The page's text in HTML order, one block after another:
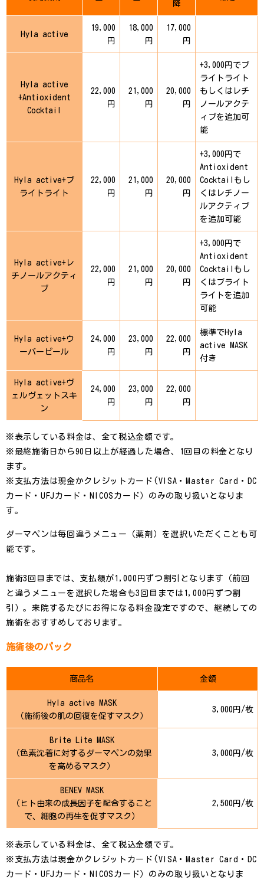
降
Hyla active
19,000
円
18,000
円
17,000
円
Hyla active
+Antioxident
Cocktail
22,000
円
21,000
円
20,000
円
+3,000円でブ
ライトライト
もしくはレチ
ノールアクテ
ィブを追加可
能
Hyla active+ブ
ライトライト
22,000
円
21,000
円
20,000
円
+3,000円で
Antioxident
Cocktailもし
くはレチノー
ルアクティブ
を追加可能
Hyla active+レ
チノールアクティ
ブ
22,000
円
21,000
円
20,000
円
+3,000円で
Antioxident
Cocktailもし
くはブライト
ライトを追加
可能
Hyla active+ウ
ーバーピール
24,000
円
23,000
円
22,000
円
標準でHyla
active MASK
付き
Hyla active+ヴ
ェルヴェットスキ
ン
24,000
円
23,000
円
22,000
円
※表示している料金は、全て税込金額です。
※最終施術日から90日以上が経過した場合、1回目の料金となり
ます。
※支払方法は現金かクレジットカード(VISA・Master Card・DC
カード・UFJカード・NICOSカード）のみの取り扱いとなりま
す。
ダーマペンは毎回違うメニュー（薬剤）を選択いただくことも可
能です。
施術3回目までは、支払額が1,000円ずつ割引となります（前回
と違うメニューを選択した場合も3回目までは1,000円ずつ割
引）。来院するたびにお得になる料金設定ですので、継続しての
施術をおすすめしております。
施術後のパック
商品名 金額
Hyla active MASK
（施術後の肌の回復を促すマスク）
3,000円/枚
Brite Lite MASK
（色素沈着に対するダーマペンの効果
を高めるマスク）
3,000円/枚
BENEV MASK
（ヒト由来の成長因子を配合すること
で、細胞の再生を促すマスク）
2,500円/枚
※表示している料金は、全て税込金額です。
※支払方法は現金かクレジットカード(VISA・Master Card・DC
カード・UFJカード・NICOSカード）のみの取り扱いとなりま